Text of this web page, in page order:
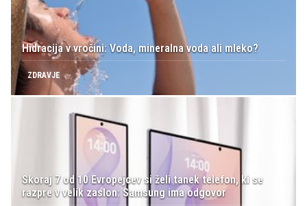
Hidracija v vročini: Voda, mineralna voda ali mleko?
ZDRAVJE
Skoraj 7 od 10 Evropejcev si želi tanek telefon, ki se
razpre v velik zaslon: Samsung ima odgovor